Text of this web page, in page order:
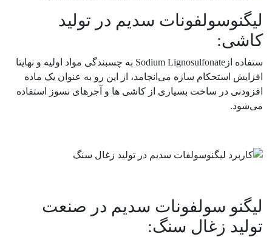
لیگنوسولفونات سدیم در تولید
کاشی:
ستفاده ازSodium Lignosulfonate به چسبندگی مواد اولیه و نهایتا
افزایش استحکام سازه می‌انجامد، از این رو به عنوان یک ماده
افزودنی در ساخت بسیاری از کاشی ها و آجرهای نسوز استفاده
می‌شود.
لیگنو سولفونات سدیم در صنعت
تولید زغال سنگ: